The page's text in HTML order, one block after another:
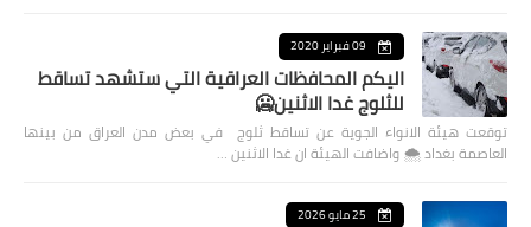
09 فبراير 2020
اليكم المحافظات العراقية التي ستشهد تساقط
للثلوج غدا الاثنين🥶
توقعت هيئة الانواء الجوية عن تساقط ثلوج في بعض مدن العراق من بينها
العاصمة بغداد ⁦🌨️⁩ واضافت الهيئة ان غدا الاثنين …
25 مايو 2026